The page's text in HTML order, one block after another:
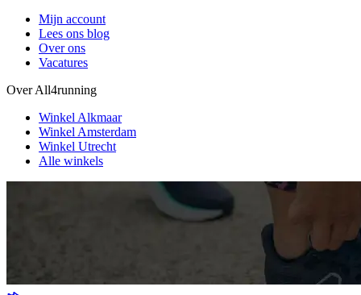
Mijn account
Lees ons blog
Over ons
Vacatures
Over All4running
Winkel Alkmaar
Winkel Amsterdam
Winkel Utrecht
Alle winkels